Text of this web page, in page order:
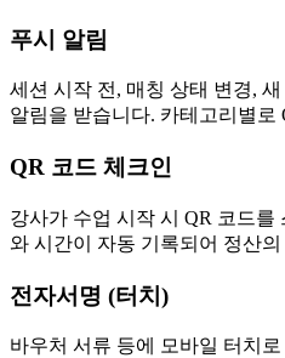
푸시 알림
세션 시작 전, 매칭 상태 변경,
알림을 받습니다. 카테고리별로
QR 코드 체크인
강사가 수업 시작 시 QR 코드를
와 시간이 자동 기록되어 정산
전자서명 (터치)
바우처 서류 등에 모바일 터치